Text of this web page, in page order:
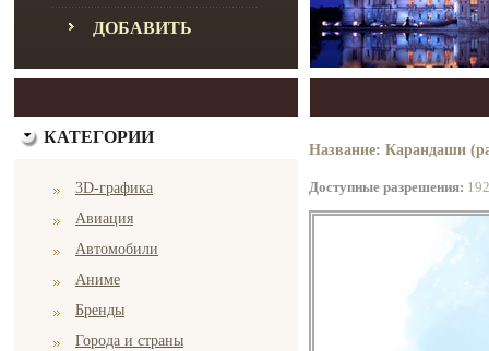
ДОБАВИТЬ
КАТЕГОРИИ
3D-графика
Авиация
Автомобили
Аниме
Бренды
Города и страны
Название: Карандаши
Доступные разрешения: